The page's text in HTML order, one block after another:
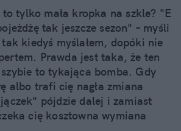
tylko mała kropka na szkle? "E
tak jeszcze sezon" – myśli
kiedyś myślałem, dopóki nie
Prawda jest taka, że ten
to tykająca bomba. Gdy
albo trafi cię nagła zmiana
pójdzie dalej i zamiast
cię kosztowna wymiana